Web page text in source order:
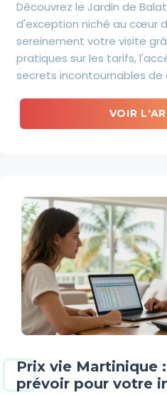
Découvrez le Jardin de
d'exception niché au cœur
sereinement votre visite
pratiques sur les tarifs,
secrets incontournables de
VOIR
Prix vie Martinique
prévoir pour votre